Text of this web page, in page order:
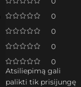
0
0
0
0
Atsiliepimą gali
palikti tik prisijungę